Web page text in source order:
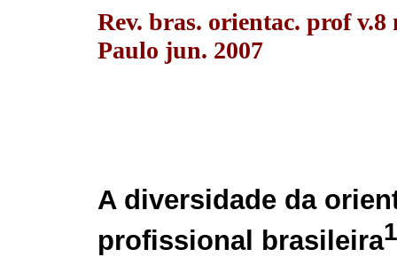
Rev. bras. orientac. prof v.8
Paulo jun. 2007
A diversidade da
profissional brasileira1